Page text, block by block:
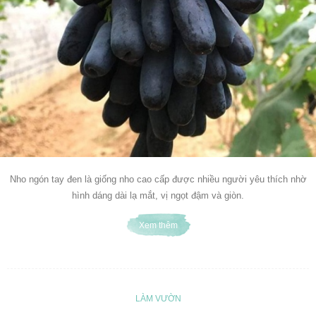
Nho ngón tay đen là giống nho cao cấp được nhiều người yêu thích nhờ
hình dáng dài lạ mắt, vị ngọt đậm và giòn.
Xem thêm
LÀM VƯỜN